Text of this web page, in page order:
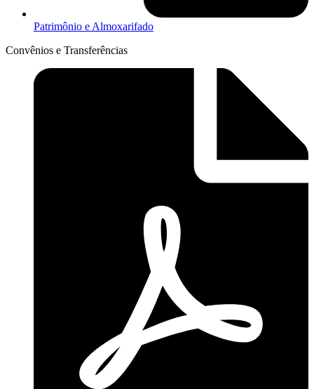
Patrimônio e Almoxarifado
Convênios e Transferências